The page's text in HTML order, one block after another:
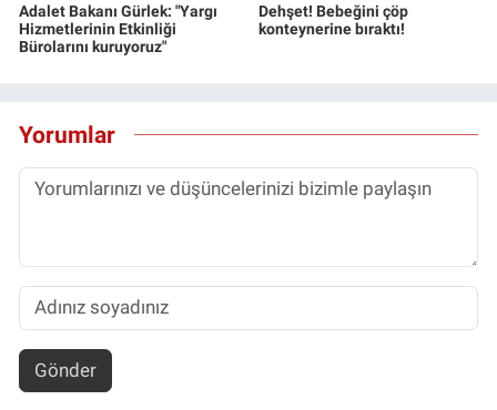
Adalet Bakanı Gürlek: "Yargı
Hizmetlerinin Etkinliği
Bürolarını kuruyoruz"
Dehşet! Bebeğini çöp
konteynerine bıraktı!
Yorumlar
Gönder